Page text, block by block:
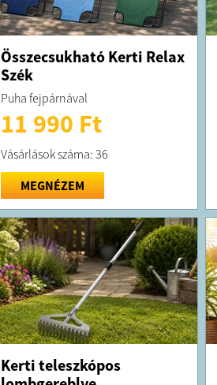
Összecsukható Kerti Relax
Szék
Puha fejpárnával
11 990 Ft
Vásárlások száma: 36
MEGNÉZEM
Kerti teleszkópos